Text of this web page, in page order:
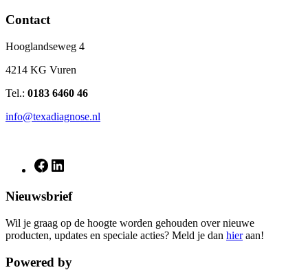
Contact
Hooglandseweg 4
4214 KG Vuren
Tel.: 0183 6460 46
info@texadiagnose.nl
Nieuwsbrief
Wil je graag op de hoogte worden gehouden over nieuwe
producten, updates en speciale acties? Meld je dan hieraan!
Powered by